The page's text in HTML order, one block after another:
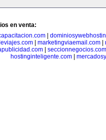
en venta:
| marketingviaemail.com|
| seccionnegocios.com
hostinginteligente.com